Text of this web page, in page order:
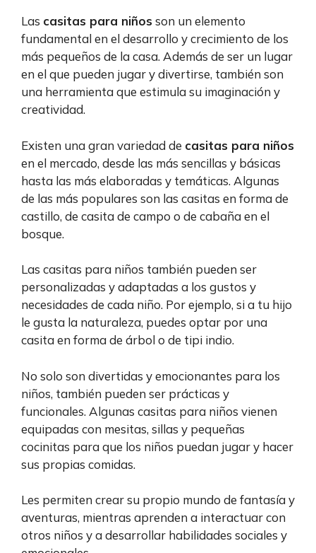
Las casitas para niños son un elemento
fundamental en el desarrollo y crecimiento de los
más pequeños de la casa. Además de ser un lugar
en el que pueden jugar y divertirse, también son
una herramienta que estimula su imaginación y
creatividad.
Existen una gran variedad de casitas para niños
en el mercado, desde las más sencillas y básicas
hasta las más elaboradas y temáticas. Algunas
de las más populares son las casitas en forma de
castillo, de casita de campo o de cabaña en el
bosque.
Las casitas para niños también pueden ser
personalizadas y adaptadas a los gustos y
necesidades de cada niño. Por ejemplo, si a tu hijo
le gusta la naturaleza, puedes optar por una
casita en forma de árbol o de tipi indio.
No solo son divertidas y emocionantes para los
niños, también pueden ser prácticas y
funcionales. Algunas casitas para niños vienen
equipadas con mesitas, sillas y pequeñas
cocinitas para que los niños puedan jugar y hacer
sus propias comidas.
Les permiten crear su propio mundo de fantasía y
aventuras, mientras aprenden a interactuar con
otros niños y a desarrollar habilidades sociales y